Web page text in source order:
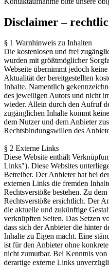
Disclaimer –
§ 1 Warnhinweis zu Inhalten
Die kostenlosen und frei
wurden mit größtmöglicher
Webseite übernimmt jedoch
Aktualität der bereitgestellten
Inhalte. Namentlich
des jeweiligen Autors und nicht
wieder. Allein durch den Aufruf
zugänglichen Inhalte kommt
dem Nutzer und dem Anbieter
Rechtsbindungswillen des
§ 2 Externe Links
Diese Website enthält
Links"). Diese Websites
Betreiber. Der Anbieter hat bei
externen Links die fremden
Rechtsverstöße bestehen. Zu
Rechtsverstöße ersichtlich. Der
die aktuelle und zukünftige
verknüpften Seiten. Das Setzen
dass sich der Anbieter die hinter
Inhalte zu Eigen macht. Eine
ist für den Anbieter ohne
nicht zumutbar. Bei Kenntnis von
derartige externe Links